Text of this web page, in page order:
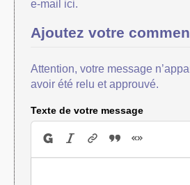
e-mail ici.
Ajoutez votre
Attention, votre message
avoir été relu et approuvé.
Texte de votre message